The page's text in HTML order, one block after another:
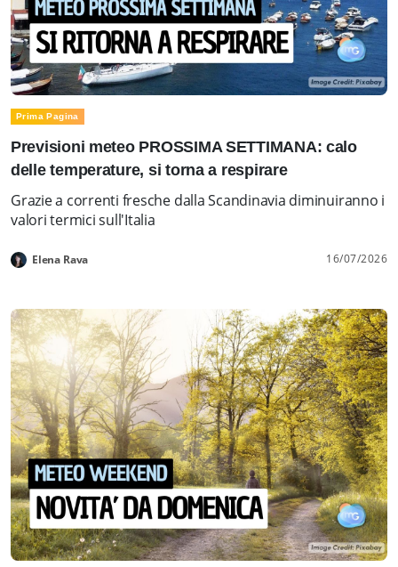
Prima Pagina
Previsioni meteo PROSSIMA SETTIMANA: calo
delle temperature, si torna a respirare
Grazie a correnti fresche dalla Scandinavia diminuiranno i
valori termici sull'Italia
Elena Rava 16/07/2026